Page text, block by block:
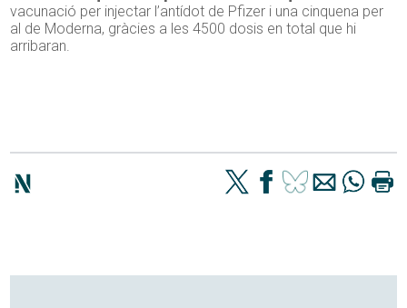
vacunació per injectar l’antídot de Pfizer i una cinquena per
al de Moderna, gràcies a les 4500 dosis en total que hi
arribaran.